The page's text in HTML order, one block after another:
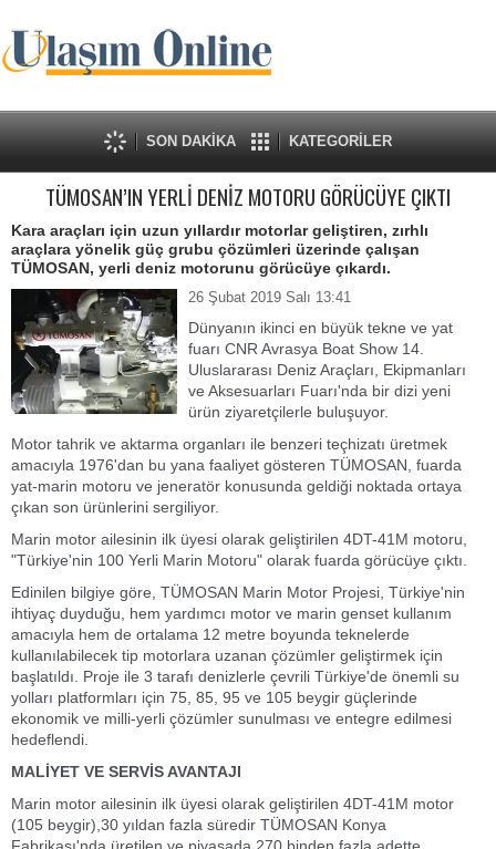
SON DAKİKA KATEGORİLER
TÜMOSAN’IN YERLİ DENİZ MOTORU GÖRÜCÜYE ÇIKTI
Kara araçları için uzun yıllardır motorlar geliştiren, zırhlı
araçlara yönelik güç grubu çözümleri üzerinde çalışan
TÜMOSAN, yerli deniz motorunu görücüye çıkardı.
26 Şubat 2019 Salı 13:41
Dünyanın ikinci en büyük tekne ve yat
fuarı CNR Avrasya Boat Show 14.
Uluslararası Deniz Araçları, Ekipmanları
ve Aksesuarları Fuarı'nda bir dizi yeni
ürün ziyaretçilerle buluşuyor.
Motor tahrik ve aktarma organları ile benzeri teçhizatı üretmek
amacıyla 1976'dan bu yana faaliyet gösteren TÜMOSAN, fuarda
yat-marin motoru ve jeneratör konusunda geldiği noktada ortaya
çıkan son ürünlerini sergiliyor.
Marin motor ailesinin ilk üyesi olarak geliştirilen 4DT-41M motoru,
"Türkiye'nin 100 Yerli Marin Motoru" olarak fuarda görücüye çıktı.
Edinilen bilgiye göre, TÜMOSAN Marin Motor Projesi, Türkiye'nin
ihtiyaç duyduğu, hem yardımcı motor ve marin genset kullanım
amacıyla hem de ortalama 12 metre boyunda teknelerde
kullanılabilecek tip motorlara uzanan çözümler geliştirmek için
başlatıldı. Proje ile 3 tarafı denizlerle çevrili Türkiye'de önemli su
yolları platformları için 75, 85, 95 ve 105 beygir güçlerinde
ekonomik ve milli-yerli çözümler sunulması ve entegre edilmesi
hedeflendi.
MALİYET VE SERVİS AVANTAJI
Marin motor ailesinin ilk üyesi olarak geliştirilen 4DT-41M motor
(105 beygir),30 yıldan fazla süredir TÜMOSAN Konya